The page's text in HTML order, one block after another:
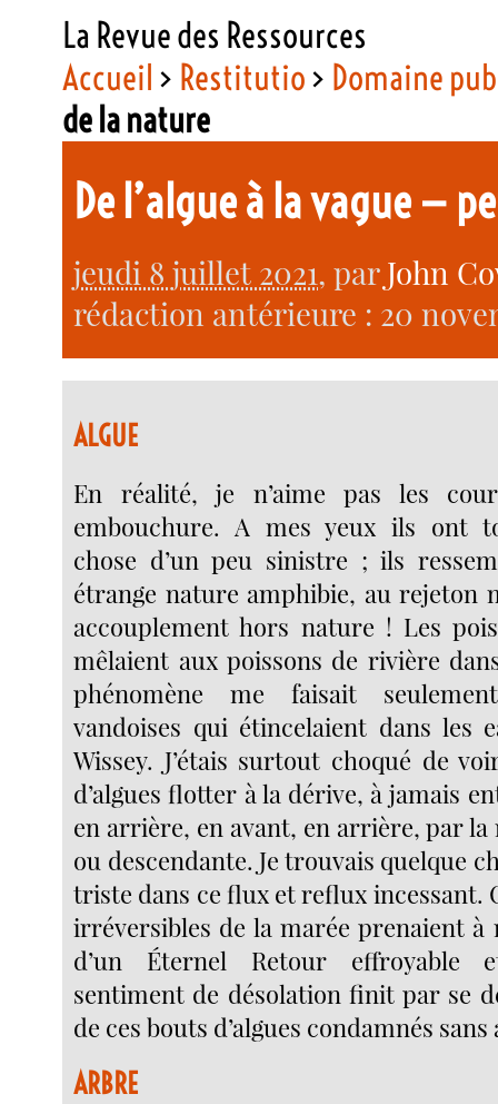
La Revue des Ressources
Accueil > Restitutio> Domaine
de la nature
De l’algue à la vague —
jeudi 8 juillet 2021, parJohn
rédaction antérieure : 20
ALGUE
En réalité, je n’aime pas les
embouchure. A mes yeux ils ont
chose d’un peu sinistre ; ils
étrange nature amphibie, au rejeton
accouplement hors nature ! Les
mêlaient aux poissons de rivière
phénomène me faisait
vandoises qui étincelaient dans les
Wissey. J’étais surtout choqué de
d’algues flotter à la dérive, à jamais
en arrière, en avant, en arrière, par
ou descendante. Je trouvais quelque
triste dans ce flux et reflux incessant.
irréversibles de la marée prenaient à
d’un Éternel Retour effroyable
sentiment de désolation finit par se
de ces bouts d’algues condamnés sans
ARBRE